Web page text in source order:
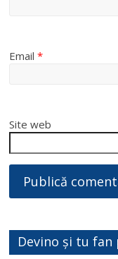
Email*
Site web
Devino și tu fan